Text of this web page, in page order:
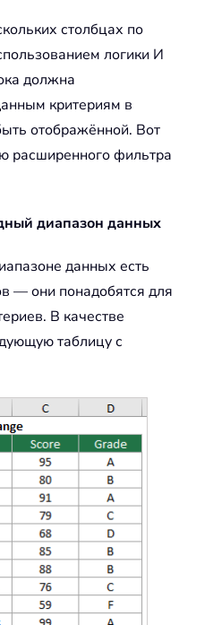
столбцах по
логики И
должна
критериям в
отображённой. Вот
расширенного фильтра
диапазон данных
данных есть
— они понадобятся для
В качестве
таблицу с